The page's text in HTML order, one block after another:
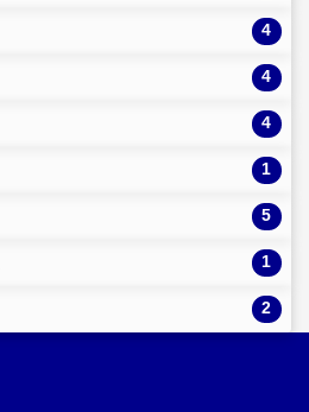
4
4
4
1
5
1
2